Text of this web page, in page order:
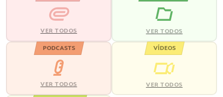
VER TODOS VER TODOS
PODCASTS
VER TODOS
VÍDEOS
VER TODOS